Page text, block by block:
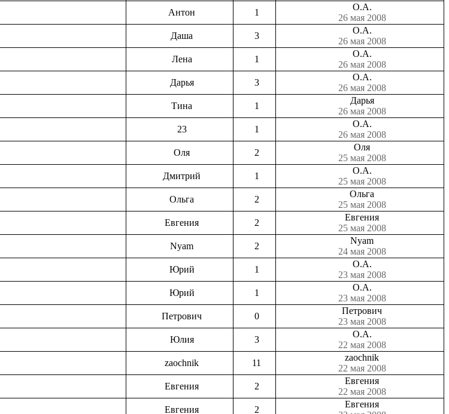
Антон 1
О.А.
26 мая 2008
Даша 3
О.А.
26 мая 2008
Лена 1
О.А.
26 мая 2008
Дарья 3
О.А.
26 мая 2008
Тина 1
Дарья
26 мая 2008
23 1
О.А.
26 мая 2008
Оля 2
Оля
25 мая 2008
Дмитрий 1
О.А.
25 мая 2008
Ольга 2
Ольга
25 мая 2008
Евгения 2
Евгения
25 мая 2008
Nyam 2
Nyam
24 мая 2008
Юрий 1
О.А.
23 мая 2008
Юрий 1
О.А.
23 мая 2008
Петрович 0
Петрович
23 мая 2008
Юлия 3
О.А.
22 мая 2008
zaochnik 11
zaochnik
22 мая 2008
Евгения 2
Евгения
22 мая 2008
Евгения 2
Евгения